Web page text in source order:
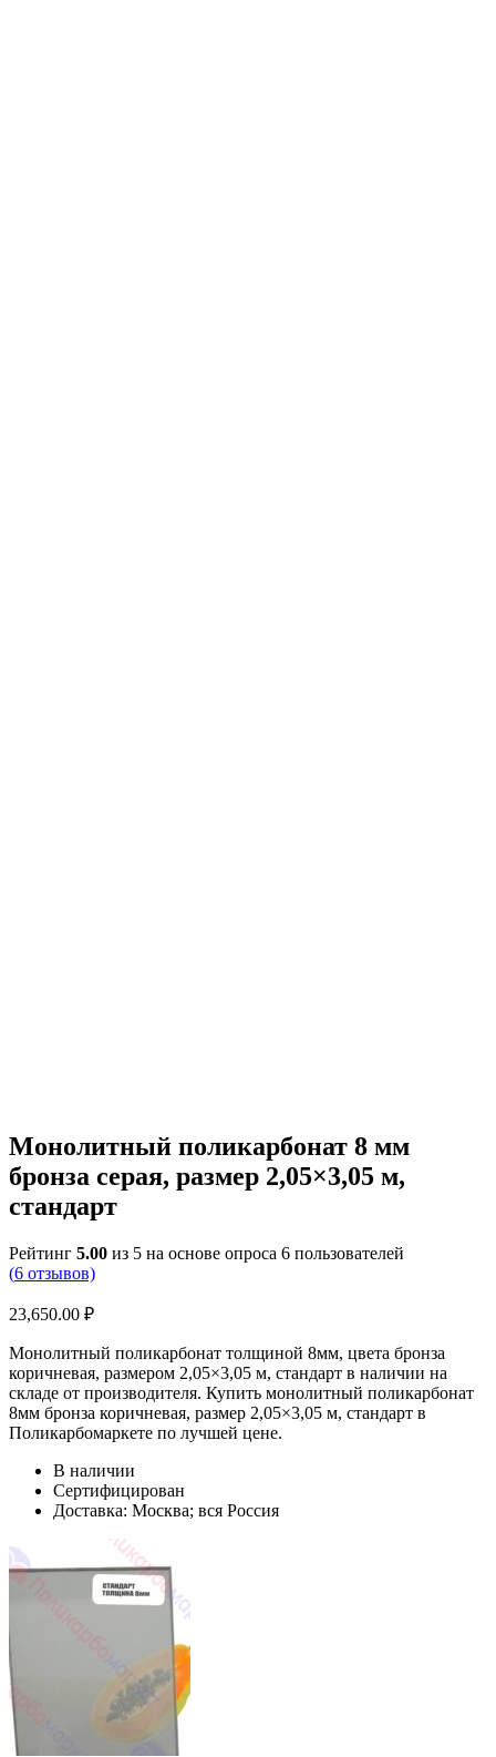
Монолитный поликарбонат 8 мм
бронза серая, размер 2,05×3,05 м,
стандарт
Рейтинг 5.00 из 5 на основе опроса 6 пользователей
(6 отзывов)
23,650.00 ₽
Монолитный поликарбонат толщиной 8мм, цвета бронза
коричневая, размером 2,05×3,05 м, стандарт в наличии на
складе от производителя. Купить монолитный поликарбонат
8мм бронза коричневая, размер 2,05×3,05 м, стандарт в
Поликарбомаркете по лучшей цене.
В наличии
Сертифицирован
Доставка: Москва; вся Россия